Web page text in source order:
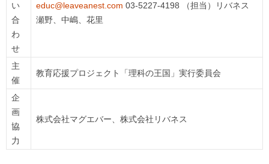
い
合
わ
せ
educ@leaveanest.com 03-5227-4198 （担当）リバネス
瀬野、中嶋、花里
主
催
教育応援プロジェクト「理科の王国」実行委員会
企
画
協
力
株式会社マグエバー、株式会社リバネス